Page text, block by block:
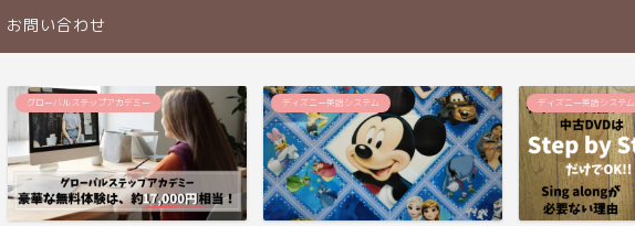
お問い合わせ
グローバルステップアカデミー ディズニー英語システム ディズニー英語システム